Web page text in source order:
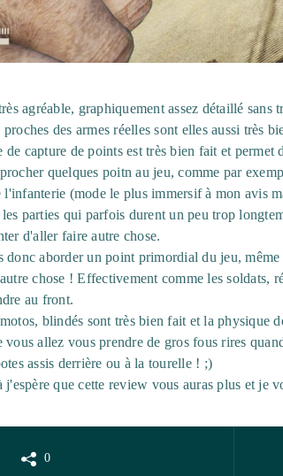
agréable, graphiquement assez détaillé sans
des armes réelles sont elles aussi très
de capture de points est très bien fait et permet
quelques poitn au jeu, comme par
(mode le plus immersif à mon avis
parties qui parfois durent un peu trop
d'aller faire autre chose.
donc aborder un point primordial du jeu,
chose ! Effectivement comme les soldats,
au front.
blindés sont très bien fait et la physique
vous allez vous prendre de gros fous rires
assis derrière ou à la tourelle ! ;)
que cette review vous auras plus et je
0